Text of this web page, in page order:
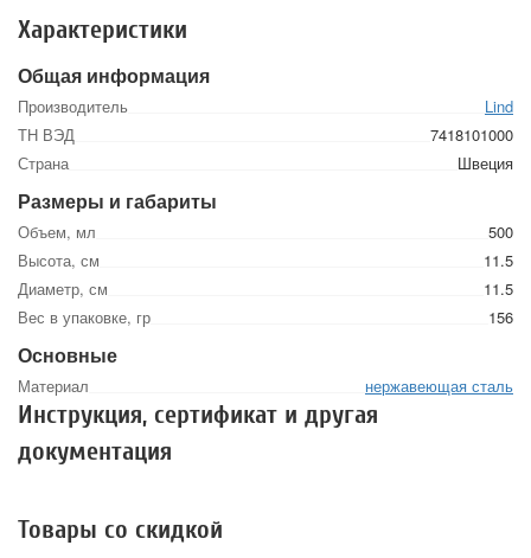
Характеристики
Общая информация
Производитель
Lind
ТН ВЭД
7418101000
Страна
Швеция
Размеры и габариты
Объем, мл
500
Высота, см
11.5
Диаметр, см
11.5
Вес в упаковке, гр
156
Основные
Материал нержавеющая сталь
Инструкция, сертификат и другая
документация
Товары со скидкой